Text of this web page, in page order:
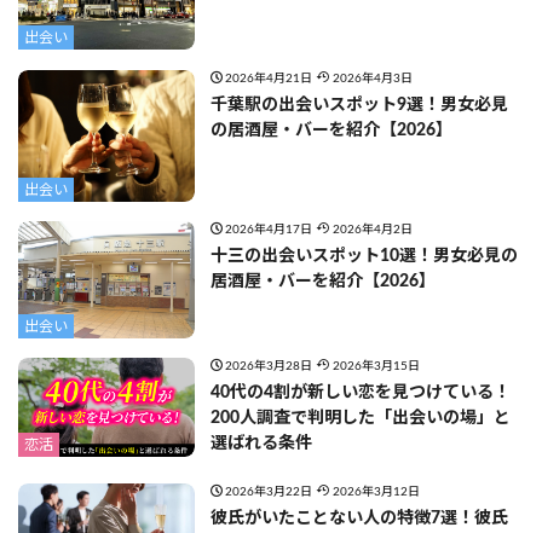
出会い
出会い
2026年4月21日 2026年4月3日
千葉駅の出会いスポット9選！男女必見
の居酒屋・バーを紹介【2026】
出会い
2026年4月17日 2026年4月2日
十三の出会いスポット10選！男女必見の
居酒屋・バーを紹介【2026】
恋活
2026年3月28日 2026年3月15日
40代の4割が新しい恋を見つけている！
200人調査で判明した「出会いの場」と
選ばれる条件
2026年3月22日 2026年3月12日
彼氏がいたことない人の特徴7選！彼氏